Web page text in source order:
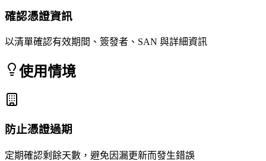
確認憑證資訊
以清單確認有效期間、簽發者、SAN 與詳細資訊
使用情境
防止憑證過期
定期確認剩餘天數，避免因漏更新而發生錯誤